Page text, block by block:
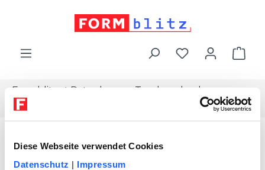
Diese Webseite verwendet Cookies
Datenschutz | Impressum
Formblitz Ratgeber
Topdownload
Digitale-vollmacht